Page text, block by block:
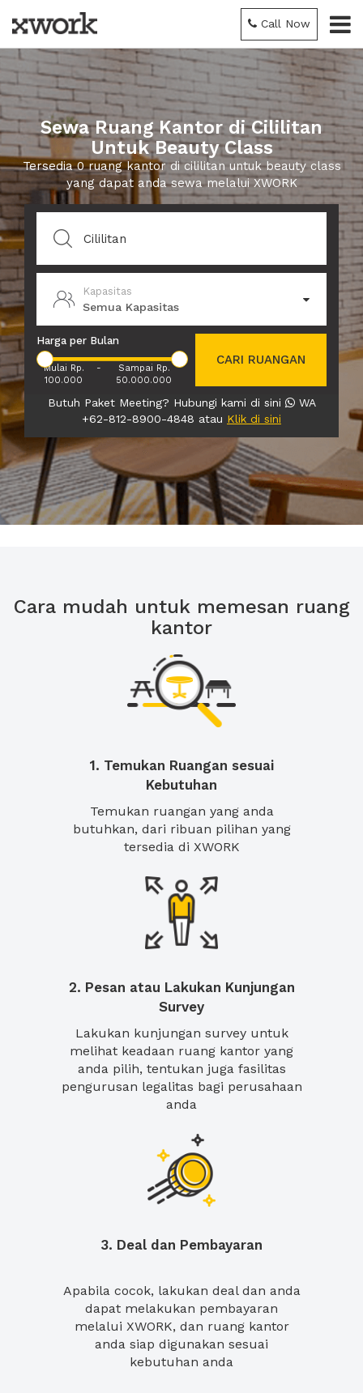
Call Now
Sewa Ruang Kantor di Cililitan
Untuk Beauty Class
Tersedia 0 ruang kantor di cililitan untuk beauty class
yang dapat anda sewa melalui XWORK
Kapasitas
Semua Kapasitas
Harga per Bulan
Mulai Rp.
100.000
-
Sampai Rp.
50.000.000
CARI RUANGAN
Butuh Paket Meeting? Hubungi kami di sini
WA
+62-812-8900-4848 atau Klik di sini
Cara mudah untuk memesan ruang
kantor
1. Temukan Ruangan sesuai
Kebutuhan
Temukan ruangan yang anda
butuhkan, dari ribuan pilihan yang
tersedia di XWORK
2. Pesan atau Lakukan Kunjungan
Survey
Lakukan kunjungan survey untuk
melihat keadaan ruang kantor yang
anda pilih, tentukan juga fasilitas
pengurusan legalitas bagi perusahaan
anda
3. Deal dan Pembayaran
Apabila cocok, lakukan deal dan anda
dapat melakukan pembayaran
melalui XWORK, dan ruang kantor
anda siap digunakan sesuai
kebutuhan anda